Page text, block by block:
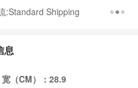
:Standard Shipping
息
宽（CM）： 28.9